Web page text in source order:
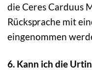
die Ceres Carduus
Rücksprache mit
eingenommen
6. Kann ich die